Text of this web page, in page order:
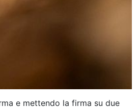
e mettendo la firma su due